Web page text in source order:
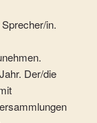
in.
Der/die